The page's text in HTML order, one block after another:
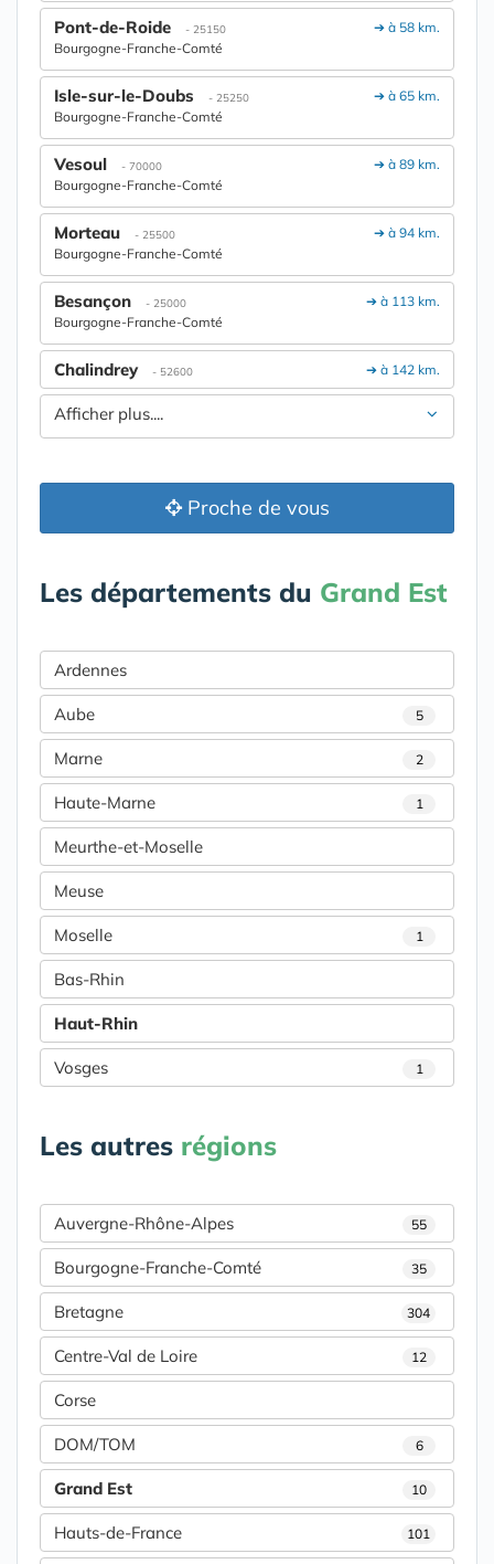
➔ à 58 km.
Pont-de-Roide - 25150
Bourgogne-Franche-Comté
➔ à 65 km.
Isle-sur-le-Doubs - 25250
Bourgogne-Franche-Comté
➔ à 89 km.
Vesoul - 70000
Bourgogne-Franche-Comté
➔ à 94 km.
Morteau - 25500
Bourgogne-Franche-Comté
➔ à 113 km.
Besançon - 25000
Bourgogne-Franche-Comté
➔ à 142 km.
Chalindrey - 52600
Afficher plus....
Proche de vous
Les départements du Grand Est
Ardennes
Aube 5
Marne 2
Haute-Marne 1
Meurthe-et-Moselle
Meuse
Moselle 1
Bas-Rhin
Haut-Rhin
Vosges 1
Les autres régions
Auvergne-Rhône-Alpes 55
Bourgogne-Franche-Comté 35
Bretagne 304
Centre-Val de Loire 12
Corse
DOM/TOM 6
Grand Est 10
Hauts-de-France 101